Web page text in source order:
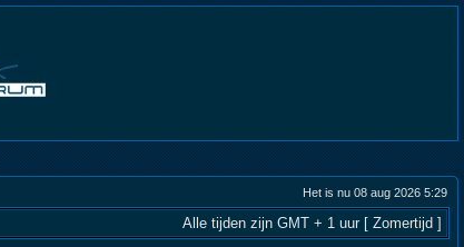
Het is nu 08 aug 2026 5:29
Alle tijden zijn GMT + 1 uur [ Zomertijd ]